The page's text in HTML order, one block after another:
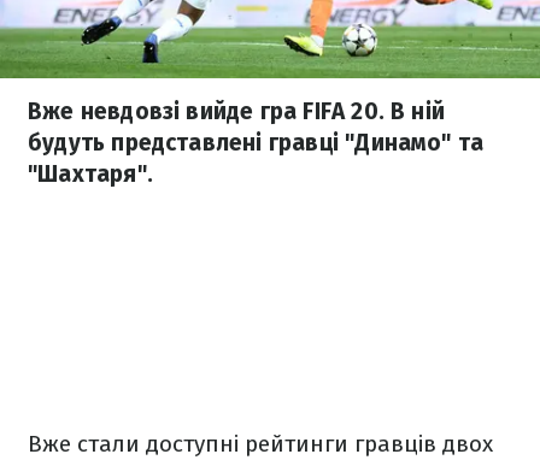
Вже невдовзі вийде гра FIFA 20. В ній
будуть представлені гравці "Динамо" та
"Шахтаря".
Вже стали доступні рейтинги гравців двох